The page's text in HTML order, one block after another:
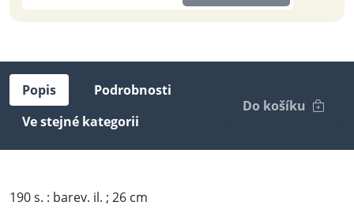
Popis
Podrobnosti
Ve stejné kategorii
Do košíku
190 s. : barev. il. ; 26 cm